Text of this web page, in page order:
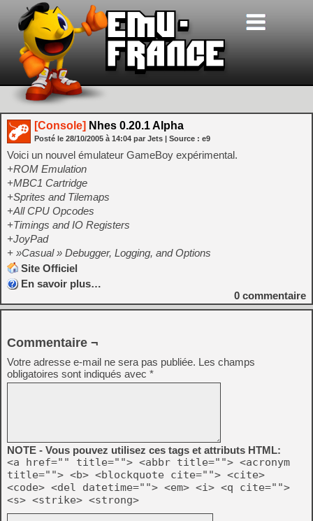
[Console] Nhes 0.20.1 Alpha
Posté le 28/10/2005 à 14:04 par Jets | Source : e9
Voici un nouvel émulateur GameBoy expérimental.
+ROM Emulation
+MBC1 Cartridge
+Sprites and Tilemaps
+All CPU Opcodes
+Timings and IO Registers
+JoyPad
+ »Casual » Debugger, Logging, and Options
Site Officiel
En savoir plus…
0 commentaire
Commentaire ¬
Votre adresse e-mail ne sera pas publiée. Les champs
obligatoires sont indiqués avec *
NOTE - Vous pouvez utilisez ces tags et attributs HTML:
<a href="" title=""> <abbr title=""> <acronym
title=""> <b> <blockquote cite=""> <cite>
<code> <del datetime=""> <em> <i> <q cite="">
<s> <strike> <strong>